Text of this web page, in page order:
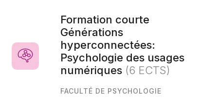
Formation courte
Générations
hyperconnectées:
Psychologie des usages
numériques (6 ECTS)
FACULTÉ DE PSYCHOLOGIE